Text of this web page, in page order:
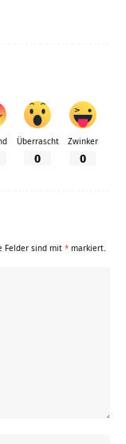
Überrascht
0
Zwinker
0
Felder sind mit * markiert.